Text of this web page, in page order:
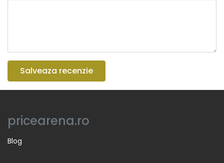
Salveaza recenzie
pricearena.ro
Blog